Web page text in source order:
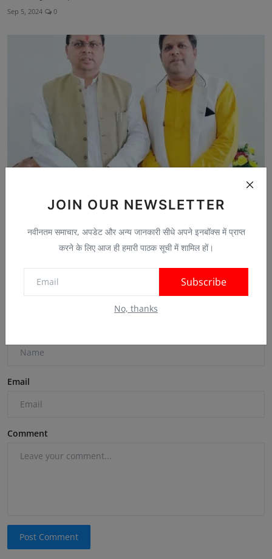
JOIN OUR NEWSLETTER
नवीनतम समाचार, अपडेट और अन्य जानकारी सीधे अपने इनबॉक्स में प्राप्त
करने के लिए आज ही हमारी पाठक सूची में शामिल हों।
Subscribe
No, thanks
Sep 5, 2024 0
कल्याणी नदी में बहे किशोर के परिजनों को चार लाख की आर्थ...
Email
Comment
Post Comment